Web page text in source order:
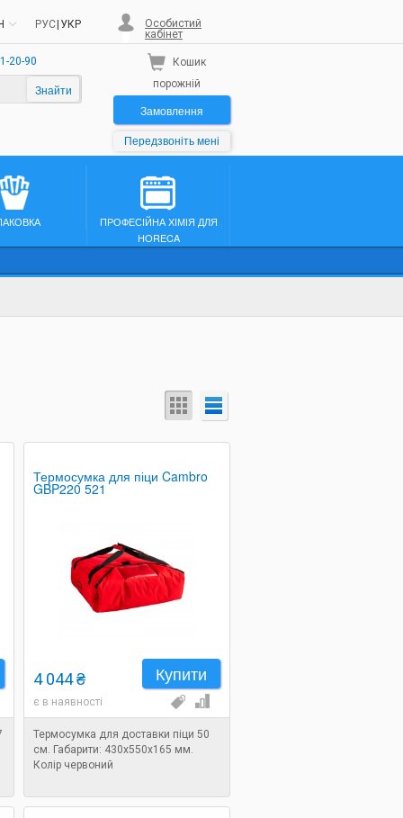
РУС УКР
Особистий
кабінет
20-90
Знайти
Кошик
порожній
Замовлення
Передзвоніть мені
ПРОФЕСІЙНА ХІМІЯ ДЛЯ
HORECA
Термосумка для піци Cambro
GBP220 521
Купити
4 044 ₴
є в наявності
Термосумка для доставки піци 50
см. Габарити: 430х550х165 мм.
Колір червоний